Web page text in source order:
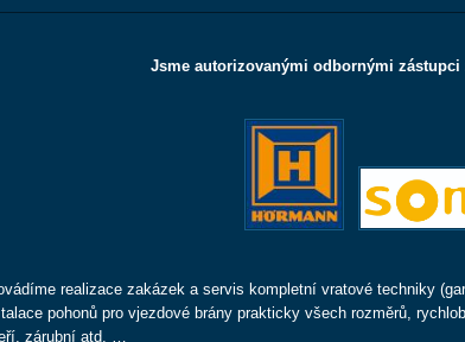
Jsme autorizovanými odbornými zástupci
realizace zakázek a servis kompletní vratové techniky
pohonů pro vjezdové brány prakticky všech rozměrů,
zárubní atd. …